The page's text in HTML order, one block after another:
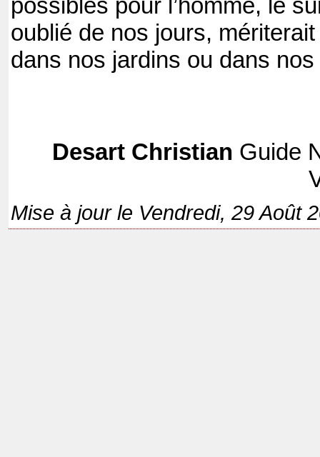
possibles pour l’homme, le
oublié de nos jours,
dans nos jardins ou dans
Desart Christian Guide
Mise à jour le Vendredi, 29 Août